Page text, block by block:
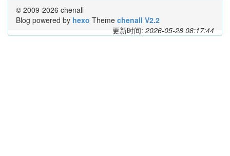
© 2009-2026 chenall
Blog powered by hexo Theme chenall V2.2
更新时间: 2026-05-28 08:17:44